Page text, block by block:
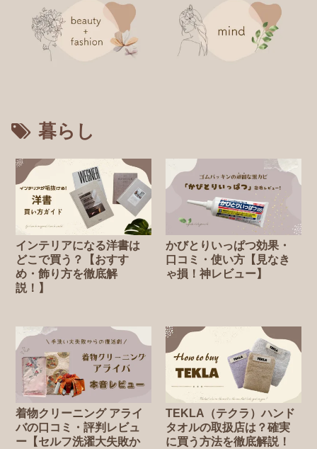
暮らし
インテリアになる洋書は
どこで買う？【おすす
め・飾り方を徹底解
説！】
かびとりいっぱつ効果・
口コミ・使い方【見なき
ゃ損！神レビュー】
着物クリーニング アライ
バの口コミ・評判レビュ
ー【セルフ洗濯大失敗か
TEKLA（テクラ）ハンド
タオルの取扱店は？確実
に買う方法を徹底解説！